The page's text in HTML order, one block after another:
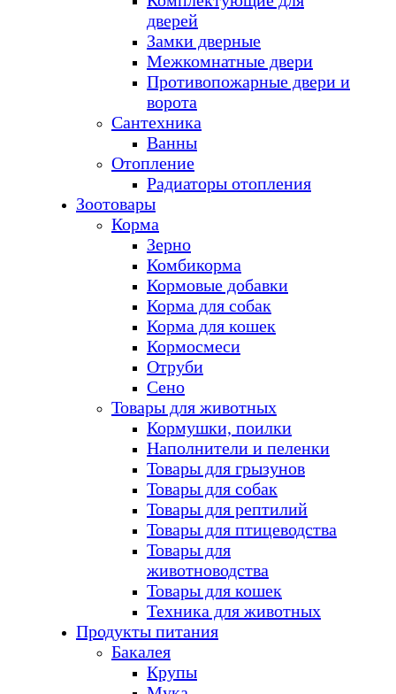
дверей
Замки дверные
Межкомнатные двери
Противопожарные двери и
ворота
Сантехника
Ванны
Отопление
Радиаторы отопления
Зоотовары
Корма
Зерно
Комбикорма
Кормовые добавки
Корма для собак
Корма для кошек
Кормосмеси
Отруби
Сено
Товары для животных
Кормушки, поилки
Наполнители и пеленки
Товары для грызунов
Товары для собак
Товары для рептилий
Товары для птицеводства
Товары для
животноводства
Товары для кошек
Техника для животных
Продукты питания
Бакалея
Крупы